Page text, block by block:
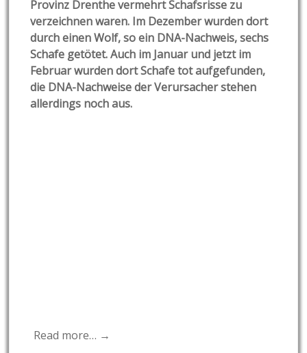
Provinz Drenthe vermehrt Schafsrisse zu
verzeichnen waren. Im Dezember wurden dort
durch einen Wolf, so ein DNA-Nachweis, sechs
Schafe getötet. Auch im Januar und jetzt im
Februar wurden dort Schafe tot aufgefunden,
die DNA-Nachweise der Verursacher stehen
allerdings noch aus.
Read more… →